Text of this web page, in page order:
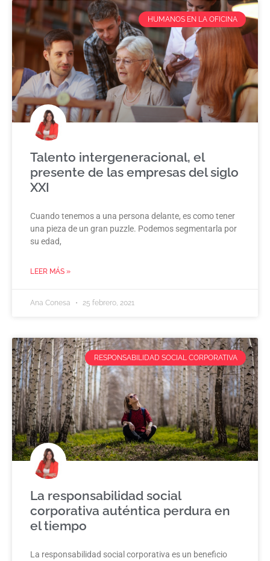
HUMANOS EN LA OFICINA
Talento intergeneracional, el
presente de las empresas del siglo
XXI
Cuando tenemos a una persona delante, es como tener
una pieza de un gran puzzle. Podemos segmentarla por
su edad,
LEER MÁS »
Ana Conesa 25 febrero, 2021
RESPONSABILIDAD SOCIAL CORPORATIVA
La responsabilidad social
corporativa auténtica perdura en
el tiempo
La responsabilidad social corporativa es un beneficio